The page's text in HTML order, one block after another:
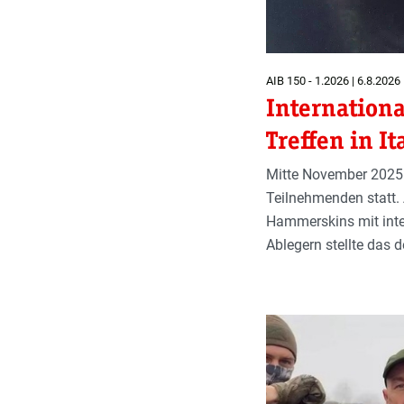
AIB 150 - 1.2026 | 6.8.2026
Treffen in
Mitte November
Teilnehmenden
Hammerskins mit
Ablegern stellte das